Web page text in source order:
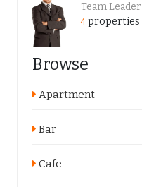
Team Leader
4 properties
Browse
Apartment
Bar
Cafe